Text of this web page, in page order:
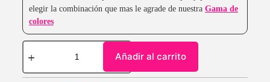
elegir la combinación que mas le agrade de nuestra Gama de
colores
Añadir al carrito